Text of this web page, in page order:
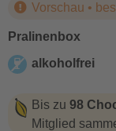
Vorschau •
Pralinenbox
alkoholfrei
Bis zu 98
Mitglied